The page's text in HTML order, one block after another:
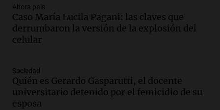
Audio.
Tucumán afecta a hogares con subas de
hasta el 38% en agosto
Panorama Federal
Audio.
reporta menos víctimas fatales en
accidentes de tránsito en Mendoza
Ahora país
Caso María Lucila Pagani: las claves que
derrumbaron la versión de la explosión del
celular
Sociedad
Quién es Gerardo Gasparutti, el docente
universitario detenido por el femicidio de su
esposa